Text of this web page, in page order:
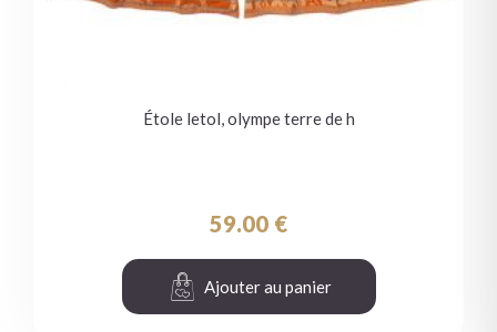
Étole letol, olympe terre de h
59.00 €
Ajouter au panier